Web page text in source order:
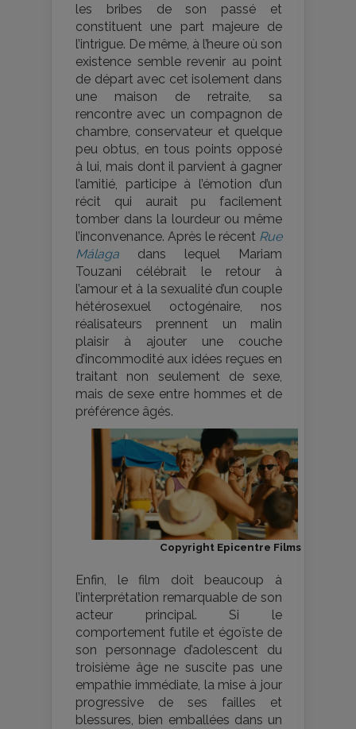
les bribes de son passé et
constituent une part majeure de
l’intrigue. De même, à l’heure où son
existence semble revenir au point
de départ avec cet isolement dans
une maison de retraite, sa
rencontre avec un compagnon de
chambre, conservateur et quelque
peu obtus, en tous points opposé
à lui, mais dont il parvient à gagner
l’amitié, participe à l’émotion d’un
récit qui aurait pu facilement
tomber dans la lourdeur ou même
l’inconvenance. Après le récent Rue
Málaga dans lequel Mariam
Touzani célébrait le retour à
l’amour et à la sexualité d’un couple
hétérosexuel octogénaire, nos
réalisateurs prennent un malin
plaisir à ajouter une couche
d’incommodité aux idées reçues en
traitant non seulement de sexe,
mais de sexe entre hommes et de
préférence âgés.
Copyright Epicentre Films
Enfin, le film doit beaucoup à
l’interprétation remarquable de son
acteur principal. Si le
comportement futile et égoïste de
son personnage d’adolescent du
troisième âge ne suscite pas une
empathie immédiate, la mise à jour
progressive de ses failles et
blessures, bien emballées dans un